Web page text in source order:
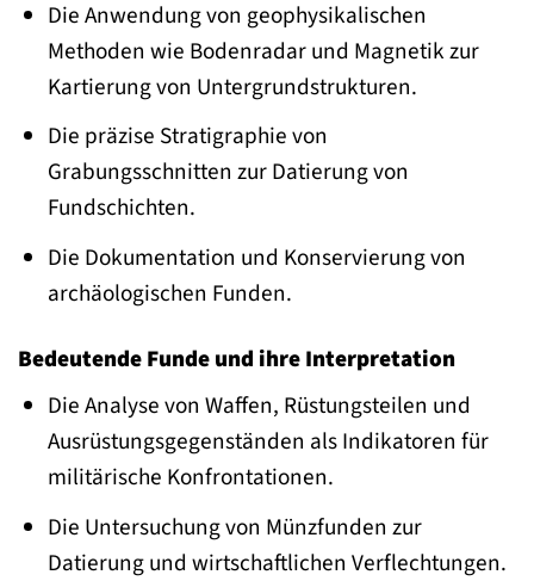
Die Anwendung von geophysikalischen
Methoden wie Bodenradar und Magnetik zur
Kartierung von Untergrundstrukturen.
Die präzise Stratigraphie von
Grabungsschnitten zur Datierung von
Fundschichten.
Die Dokumentation und Konservierung von
archäologischen Funden.
Bedeutende Funde und ihre Interpretation
Die Analyse von Waffen, Rüstungsteilen und
Ausrüstungsgegenständen als Indikatoren für
militärische Konfrontationen.
Die Untersuchung von Münzfunden zur
Datierung und wirtschaftlichen Verflechtungen.